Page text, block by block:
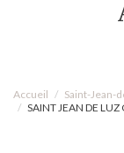
Accueil
Saint-Jean-
SAINT JEAN DE